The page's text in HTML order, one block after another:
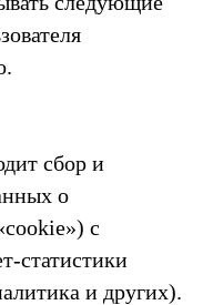
сбор и
о
с
статистики
и других).